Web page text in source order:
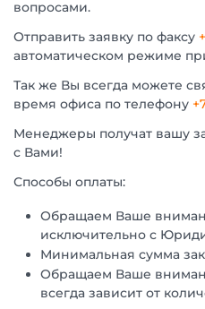
вопросами.
Отправить заявку по факсу
автоматическом режиме
Так же Вы всегда можете
время офиса по телефону
Менеджеры получат вашу
с Вами!
Способы оплаты:
Обращаем Ваше
исключительно с
Минимальная сумма
Обращаем Ваше
всегда зависит от